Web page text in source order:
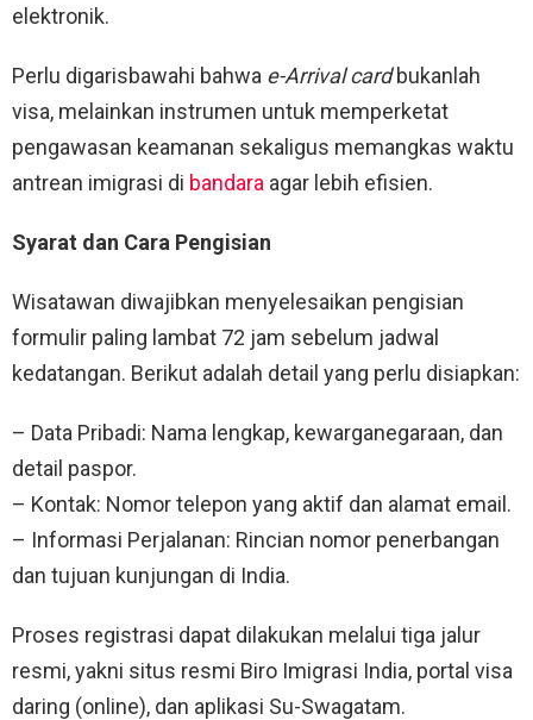
elektronik.
Perlu digarisbawahi bahwa e-Arrival cardbukanlah
visa, melainkan instrumen untuk memperketat
pengawasan keamanan sekaligus memangkas waktu
antrean imigrasi di bandara agar lebih efisien.
Syarat dan Cara Pengisian
Wisatawan diwajibkan menyelesaikan pengisian
formulir paling lambat 72 jam sebelum jadwal
kedatangan. Berikut adalah detail yang perlu disiapkan:
– Data Pribadi: Nama lengkap, kewarganegaraan, dan
detail paspor.
– Kontak: Nomor telepon yang aktif dan alamat email.
– Informasi Perjalanan: Rincian nomor penerbangan
dan tujuan kunjungan di India.
Proses registrasi dapat dilakukan melalui tiga jalur
resmi, yakni situs resmi Biro Imigrasi India, portal visa
daring (online), dan aplikasi Su-Swagatam.